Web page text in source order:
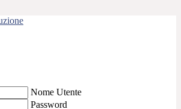
Nome Utente
Password